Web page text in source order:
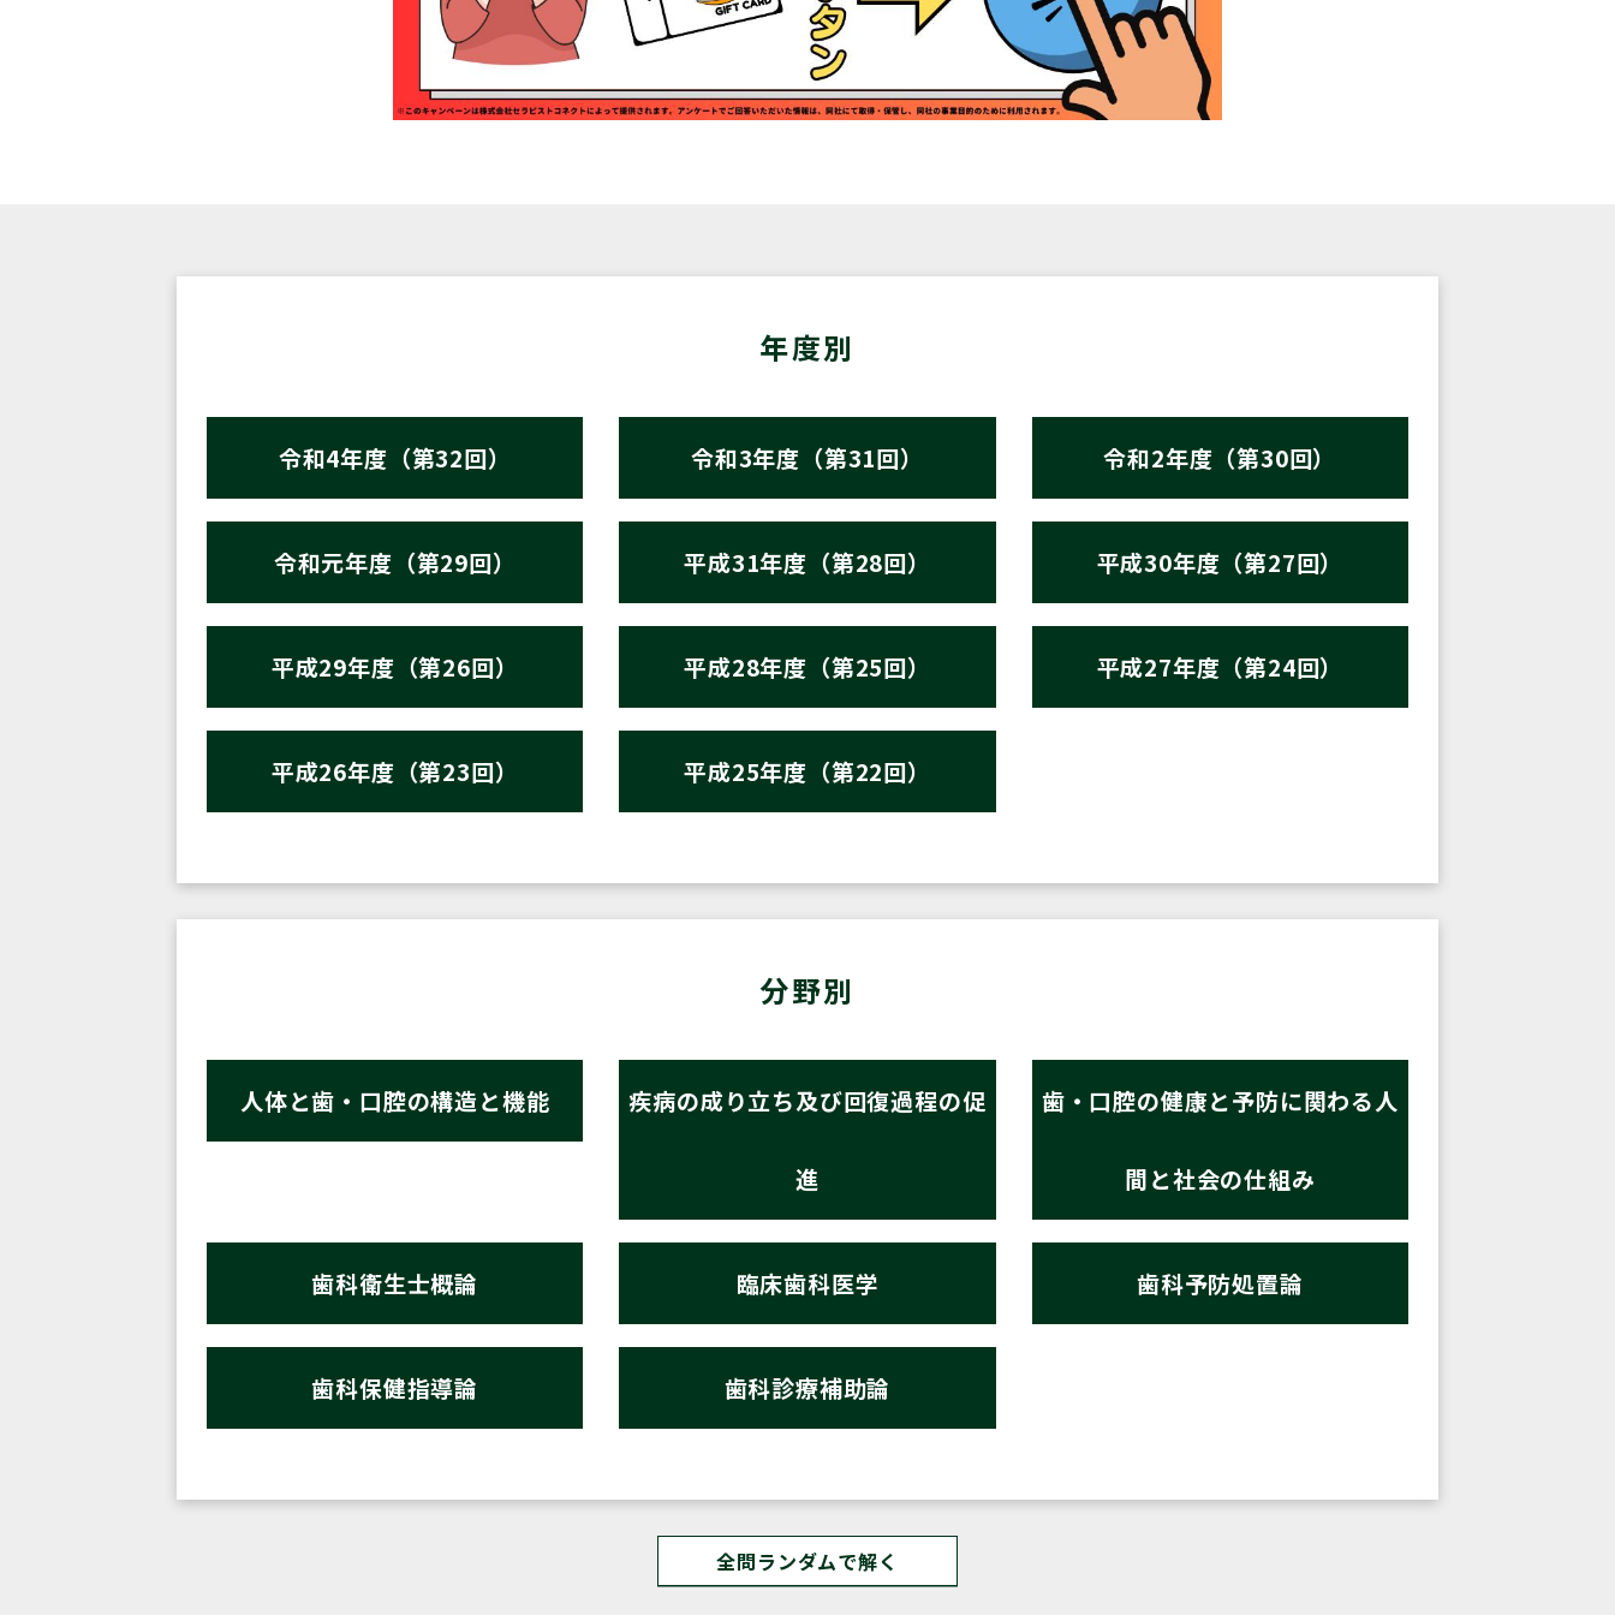
年度別
令和4年度（第32回） 令和3年度（第31回） 令和2年度（第30回）
令和元年度（第29回） 平成31年度（第28回） 平成30年度（第27回）
平成29年度（第26回） 平成28年度（第25回） 平成27年度（第24回）
平成26年度（第23回） 平成25年度（第22回）
分野別
人体と歯・口腔の構造と機能 疾病の成り立ち及び回復過程の促
進
歯・口腔の健康と予防に関わる人
間と社会の仕組み
歯科衛生士概論 臨床歯科医学 歯科予防処置論
歯科保健指導論 歯科診療補助論
全問ランダムで解く